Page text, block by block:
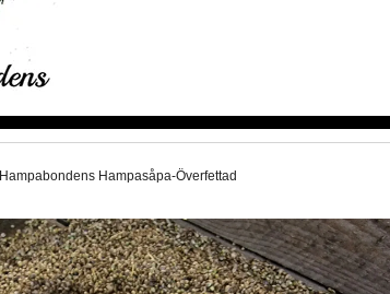
Hampabondens Hampasåpa-Överfettad